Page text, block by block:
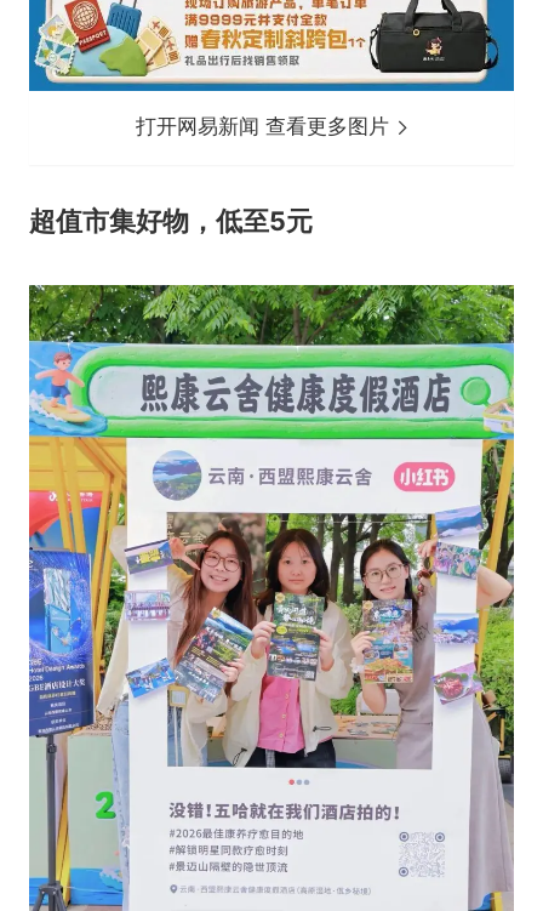
打开网易新闻 查看更多图片
超值市集好物，低至5元